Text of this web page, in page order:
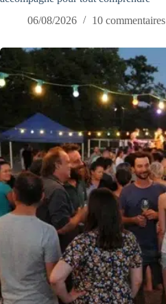
06/08/2026
10 commentaires